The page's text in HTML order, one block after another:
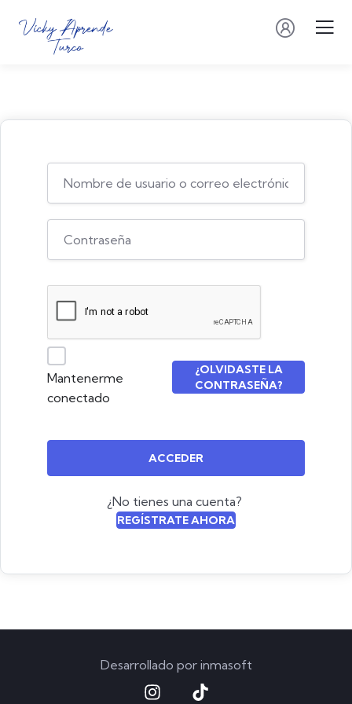
Mantenerme
conectado
¿OLVIDASTE LA
CONTRASEÑA?
ACCEDER
¿No tienes una cuenta?
REGÍSTRATE AHORA
Desarrollado por inmasoft